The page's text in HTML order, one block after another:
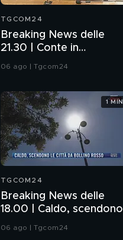
TGCOM24
Breaking News delle
21.30 | Conte in
Commissione: da me
06 ago | Tgcom24
TGCOM24
Breaking News delle
18.00 | Caldo, scendono
le città da bollino rosso
06 ago | Tgcom24
1 MIN